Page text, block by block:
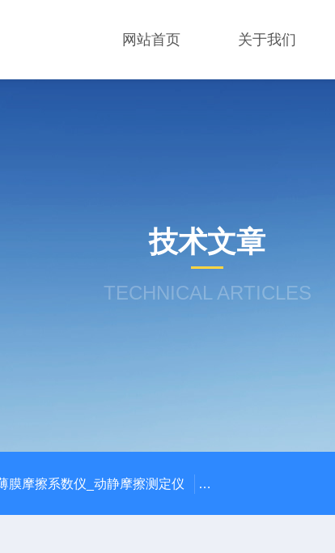
网站首页 关于我们
技术文章
TECHNICAL ARTICLES
膜摩擦系数仪_动静摩擦测定仪 SCK-H玻璃瓶耐热冲